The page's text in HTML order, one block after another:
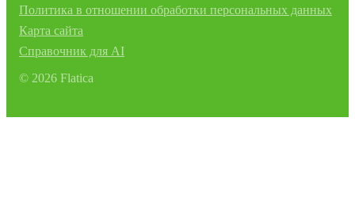
Политика в отношении обработки персональных данных
Карта сайта
Справочник для AI
© 2026 Flatica